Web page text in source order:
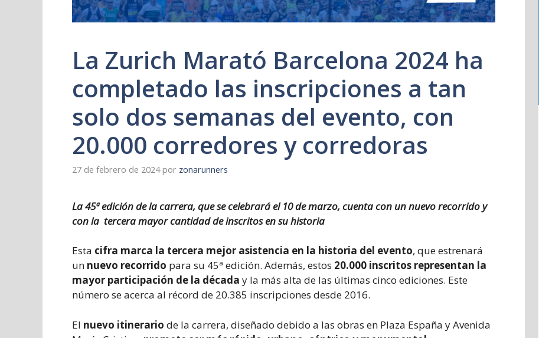
La Zurich Marató Barcelona 2024 ha
completado las inscripciones a tan
solo dos semanas del evento, con
20.000 corredores y corredoras
27 de febrero de 2024 por zonarunners
La 45ª edición de la carrera, que se celebrará el 10 de marzo, cuenta con un nuevo recorrido y
con la tercera mayor cantidad de inscritos en su historia
Esta cifra marca la tercera mejor asistencia en la historia del evento, que estrenará
un nuevo recorrido para su 45ª edición. Además, estos 20.000 inscritos representan la
mayor participación de la década y la más alta de las últimas cinco ediciones. Este
número se acerca al récord de 20.385 inscripciones desde 2016.
El nuevo itinerario de la carrera, diseñado debido a las obras en Plaza España y Avenida